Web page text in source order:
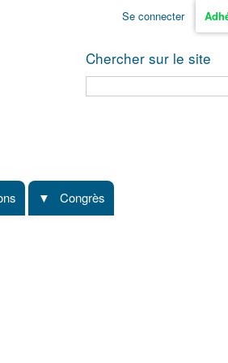
Se connecter
Chercher sur le site
Congrès